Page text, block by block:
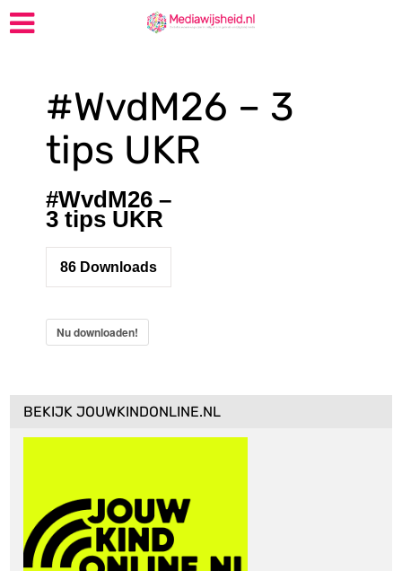
#WvdM26 – 3
tips UKR
#WvdM26 –
3 tips UKR
86 Downloads
Nu downloaden!
BEKIJK JOUWKINDONLINE.NL